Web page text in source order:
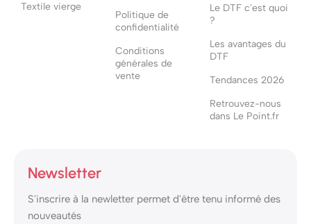
Textile vierge
Politique de
confidentialité
Conditions
générales de
vente
Le DTF c'est quoi
?
Les avantages du
DTF
Tendances 2026
Retrouvez-nous
dans Le Point.fr
Newsletter
S'inscrire à la newletter permet d'être tenu informé des
nouveautés